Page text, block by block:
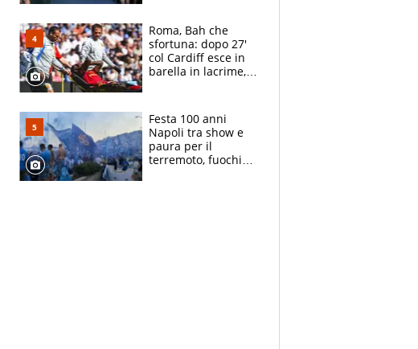
Roma, Bah che
sfortuna: dopo 27'
col Cardiff esce in
barella in lacrime,
prendono 3 gol in
45'
Festa 100 anni
Napoli tra show e
paura per il
terremoto, fuochi